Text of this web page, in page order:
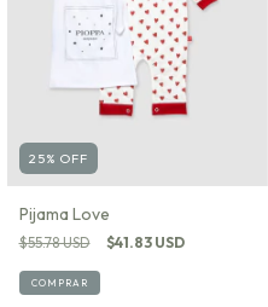
25% OFF
Pijama Love
$55.78 USD $41.83 USD
COMPRAR